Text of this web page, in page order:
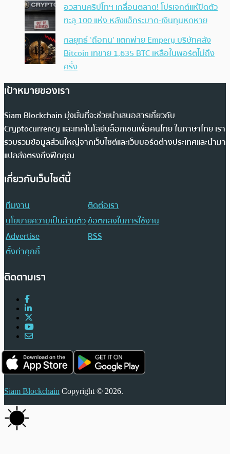
อวสานคริปโทฯ เกลื่อนตลาด! โปรเจกต์แห่ปิดตัว
ทะลุ 100 แห่ง หลังแฮ็กระบาด-เงินทุนหดหาย
กลยุทธ์ ‘ถือทน’ แตกพ่าย Empery บริษัทคลัง
Bitcoin เทขาย 1,635 BTC เหลือในพอร์ตไม่ถึง
ครึ่ง
เป้าหมายของเรา
Siam Blockchain มุ่งมั่นที่จะช่วยนำเสนอสารเกี่ยวกับ
Cryptocurrency และเทคโนโลยีบล็อกเชนเพื่อคนไทย ในภาษาไทย เรา
รวบรวมข้อมูลส่วนใหญ่จากเว็บไซต์และเว็บบอร์ดต่างประเทศและนำมา
แปลส่งตรงถึงฟีดคุณ
เกี่ยวกับเว็บไซต์นี้
ทีมงาน
ติดต่อเรา
นโยบายความเป็นส่วนตัวข้อตกลงในการใช้งาน
Advertise
RSS
ตั้งค่าคุกกี้
ติดตามเรา
Siam Blockchain Copyright © 2026.